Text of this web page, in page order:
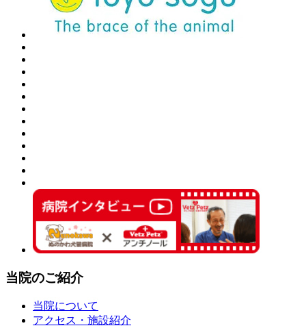
当院のご紹介
当院について
アクセス・施設紹介